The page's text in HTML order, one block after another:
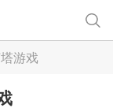
游戏